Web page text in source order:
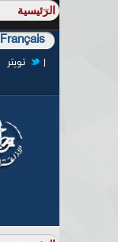
Français
تويتر